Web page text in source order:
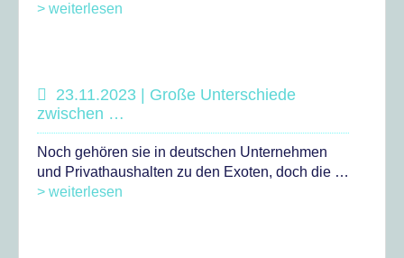
> weiterlesen
23.11.2023 | Große Unterschiede
zwischen …
Noch gehören sie in deutschen Unternehmen
und Privathaushalten zu den Exoten, doch die …
> weiterlesen